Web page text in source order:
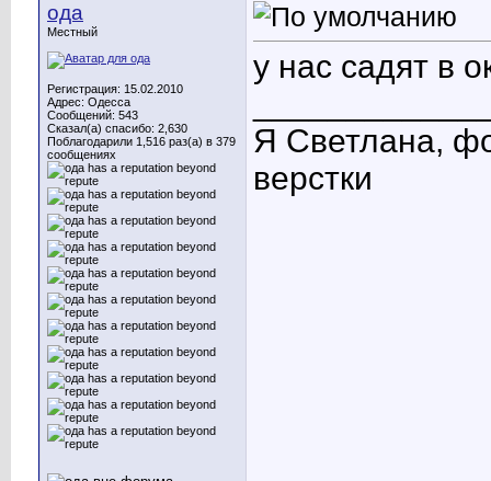
ода
Местный
Регистрация: 15.02.2010
Адрес: Одесса
Сообщений: 543
Сказал(а) спасибо: 2,630
Поблагодарили 1,516 раз(а) в 379
сообщениях
у нас садят в
Я Светлана,
верстки